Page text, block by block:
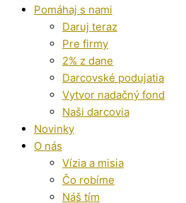
Pomáhaj s nami
Daruj teraz
Pre firmy
2% z dane
Darcovské podujatia
Vytvor nadačný fond
Naši darcovia
Novinky
O nás
Vízia a misia
Čo robíme
Náš tím